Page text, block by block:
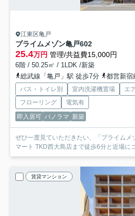
江東区亀戸
プライムメゾン亀戸602
25.4万円 管理/共益費15,000円
6階 / 50.25㎡ / 1LDK /新築
総武線「亀戸」駅 徒歩7分
都営新宿
バス・トイレ別 室内洗濯機置場 エ
フローリング
電気有
即入居可 パノラマ 新築
ぜひ一度見ていただきたい、「プライムメ
マート TKD西大島店まで徒歩6分と近場に
賃貸マンション